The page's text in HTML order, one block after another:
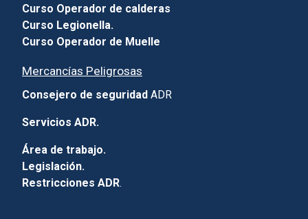
Curso Operador de calderas
Curso Legionella.
Curso Operador de Muelle
Mercancías Peligrosas
Consejero de seguridad ADR
Servicios ADR.
Área de trabajo.
Legislación.
Restricciones ADR.